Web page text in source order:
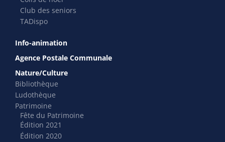
Club des seniors
TADispo
Info-animation
Agence Postale Communale
Nature/Culture
Bibliothèque
Ludothèque
Patrimoine
Fête du Patrimoine
Édition 2021
Édition 2020